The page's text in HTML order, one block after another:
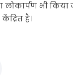
भी किया
है।